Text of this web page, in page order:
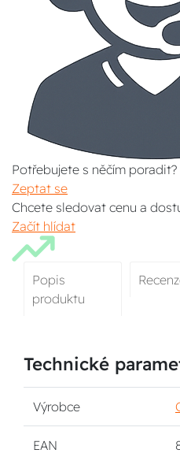
Potřebujete s něčím poradit?
Zeptat se
Chcete sledovat cenu a
Začít hlídat
Popis
produktu
Technické
Výrobce
EAN